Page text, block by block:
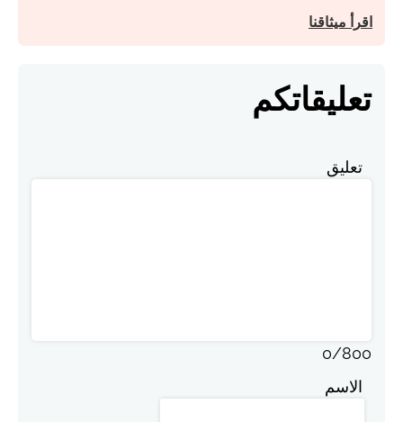
اقرأ ميثاقنا
تعليقاتكم
تعليق
0/800
الاسم